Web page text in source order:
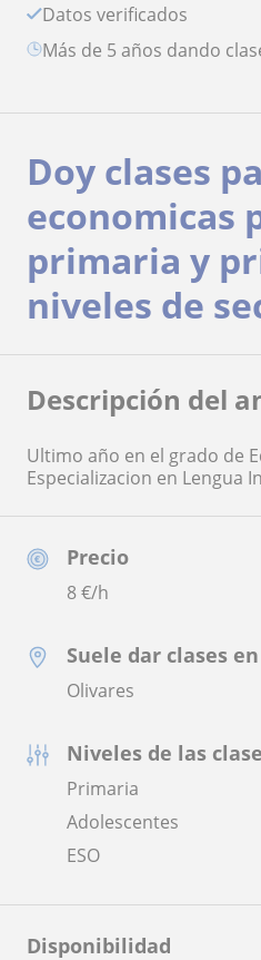
Datos verificados
más de 5 años dando
Precio
8€/h
Suele dar clases en
Olivares
Niveles de las
Primaria
Adolescentes
ESO
Disponibilidad
Doy clases
economicas
primaria y
niveles de
Descripción del
Ultimo año en el grado de
Especializacion en Lengua